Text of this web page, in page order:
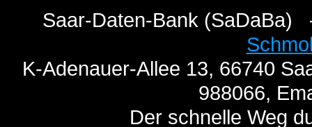
Saar-Daten-Bank
K-Adenauer-Allee 13, 66740
988066,
Der schnelle Weg